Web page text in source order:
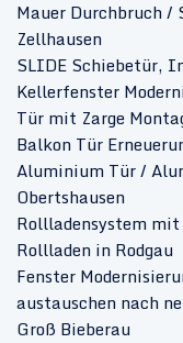
Mauer Durchbruch /
Zellhausen
SLIDE Schiebetür,
Kellerfenster
Tür mit Zarge
Balkon Tür
Aluminium Tür /
Obertshausen
Rollladensystem
Rollladen in Rodgau
Fenster
austauschen nach
Groß Bieberau